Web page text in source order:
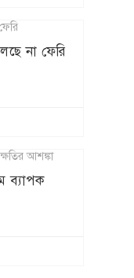
না ফেরি
ব্যাপক